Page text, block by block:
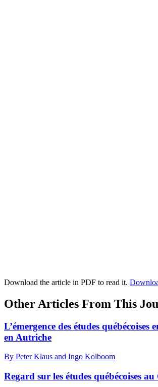
Download the article in PDF to read it.
Other Articles From This
L’émergence des études québécoises
en Autriche
By Peter Klaus and Ingo Kolboom
Regard sur les études québécoises